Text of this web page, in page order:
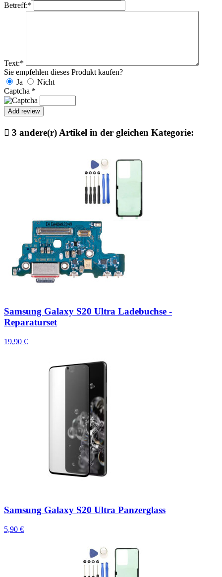
Betreff:*
Text:*
Sie empfehlen dieses Produkt kaufen?
Ja
Nicht
Captcha *
 3 andere(r) Artikel in der gleichen Kategorie:
Samsung Galaxy S20 Ultra Ladebuchse -
Reparaturset
19,90 €
Samsung Galaxy S20 Ultra Panzerglass
5,90 €